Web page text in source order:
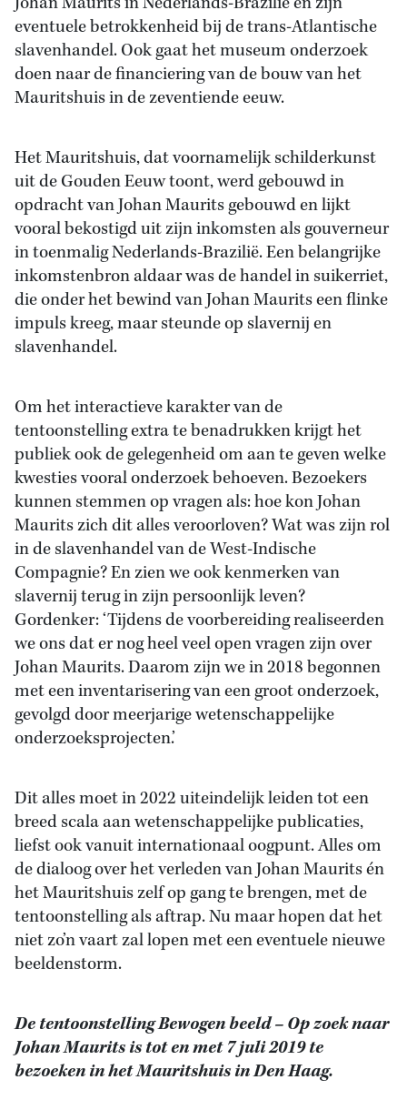
eventuele betrokkenheid bij de trans-Atlantische
slavenhandel. Ook gaat het museum onderzoek
doen naar de financiering van de bouw van het
Mauritshuis in de zeventiende eeuw.
Het Mauritshuis, dat voornamelijk schilderkunst
uit de Gouden Eeuw toont, werd gebouwd in
opdracht van Johan Maurits gebouwd en lijkt
vooral bekostigd uit zijn inkomsten als gouverneur
in toenmalig Nederlands-Brazilië. Een belangrijke
inkomstenbron aldaar was de handel in suikerriet,
die onder het bewind van Johan Maurits een flinke
impuls kreeg, maar steunde op slavernij en
slavenhandel.
Om het interactieve karakter van de
tentoonstelling extra te benadrukken krijgt het
publiek ook de gelegenheid om aan te geven welke
kwesties vooral onderzoek behoeven. Bezoekers
kunnen stemmen op vragen als: hoe kon Johan
Maurits zich dit alles veroorloven? Wat was zijn rol
in de slavenhandel van de West-Indische
Compagnie? En zien we ook kenmerken van
slavernij terug in zijn persoonlijk leven?
Gordenker: ‘Tijdens de voorbereiding realiseerden
we ons dat er nog heel veel open vragen zijn over
Johan Maurits. Daarom zijn we in 2018 begonnen
met een inventarisering van een groot onderzoek,
gevolgd door meerjarige wetenschappelijke
onderzoeksprojecten.’
Dit alles moet in 2022 uiteindelijk leiden tot een
breed scala aan wetenschappelijke publicaties,
liefst ook vanuit internationaal oogpunt. Alles om
de dialoog over het verleden van Johan Maurits én
het Mauritshuis zelf op gang te brengen, met de
tentoonstelling als aftrap. Nu maar hopen dat het
niet zo’n vaart zal lopen met een eventuele nieuwe
beeldenstorm.
De tentoonstelling Bewogen beeld – Op zoek naar
Johan Maurits is tot en met 7 juli 2019 te
bezoeken in het Mauritshuis in Den Haag.